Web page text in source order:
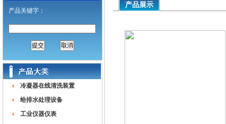
产品关键字：
冷凝器在线清洗装置
给排水处理设备
工业仪器仪表
产品展示